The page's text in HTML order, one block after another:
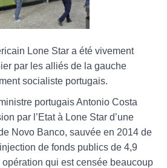
Lone Star a été vivement
par les alliés de la gauche
socialiste portugais.
portugais Antonio Costa
par l’Etat à Lone Star d’une
Novo Banco, sauvée en 2014 de
de fonds publics de 4,9
opération qui est censée beaucoup